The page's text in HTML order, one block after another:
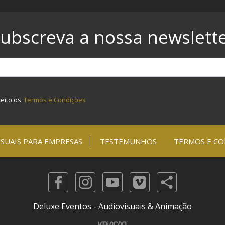
a nossa
os Termos e Condições
PARA EMPRESAS TESTEMUNHOS TERMOS E
Deluxe Eventos - Audiovisuais & Animação